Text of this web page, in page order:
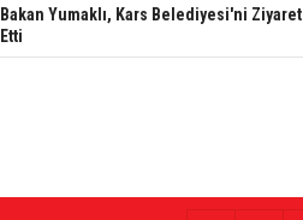
Bakan Yumaklı, Kars Belediyesi'ni Ziyaret
Etti